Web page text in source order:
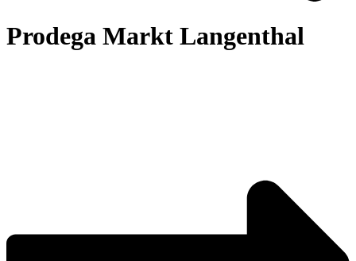
Prodega Markt Langenthal